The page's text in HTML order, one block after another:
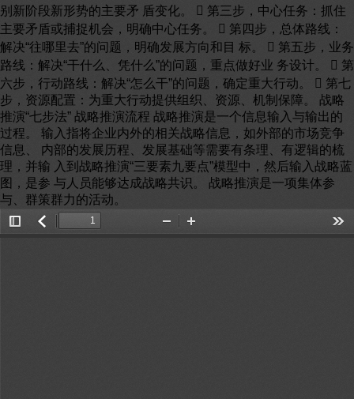
别新阶段新形势的主要矛 盾变化。  第三步，中心任务：抓住
主要矛盾或捕捉机会，明确中心任务。  第四步，总体路线：
解决“往哪里去”的问题，明确发展方向和目 标。  第五步，业务
路线：解决“干什么、凭什么”的问题，重点做好业 务设计。  第
六步，行动路线：解决“怎么干”的问题，确定重大行动。  第七
步，资源配置：为重大行动提供组织、资源、机制保障。 战略
推演“七步法” 战略推演流程 战略推演是一个信息输入与输出的
过程。 输入指将企业内外的相关战略信息，如外部的市场竞争
信息、 内部的发展历程、发展基础等需要有条理、有逻辑的梳
理，并输 入到战略推演“三要素九要点”模型中，然后输入战略蓝
图，是参 与人员能够达成战略共识。 战略推演是一项集体参
与、群策群力的活动。
Toggle返
Zoom